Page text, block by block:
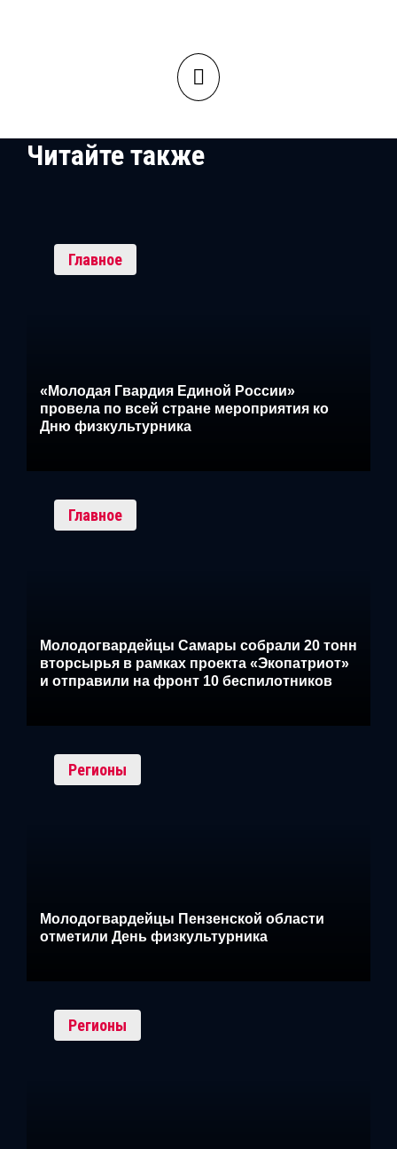
Читайте также
Главное
«Молодая Гвардия Единой России»
провела по всей стране мероприятия ко
Дню физкультурника
Главное
Молодогвардейцы Самары собрали 20 тонн
вторсырья в рамках проекта «Экопатриот»
и отправили на фронт 10 беспилотников
Регионы
Молодогвардейцы Пензенской области
отметили День физкультурника
Регионы